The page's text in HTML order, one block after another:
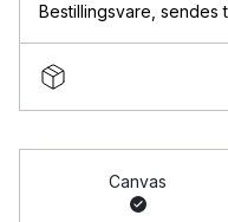
Bestillingsvare sendes
Canvas